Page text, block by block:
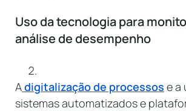
Uso da tecnologia para
análise de desempenho
Adigitalização de processos e a
sistemas automatizados e